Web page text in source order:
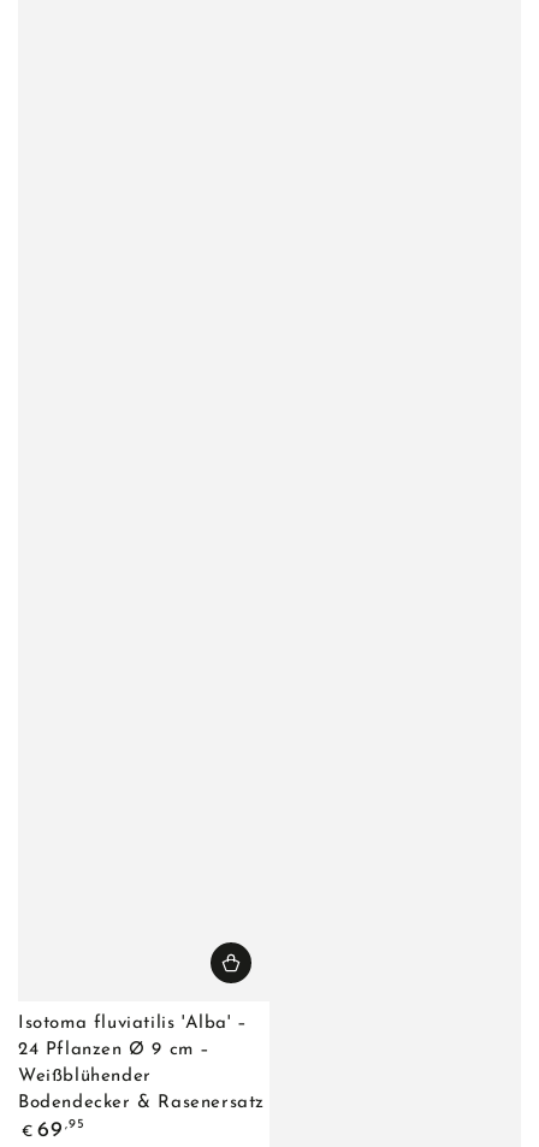
Isotoma fluviatilis 'Alba' –
24 Pflanzen Ø 9 cm –
Weißblühender
Bodendecker & Rasenersatz
Regulärer
€ 69 ,95